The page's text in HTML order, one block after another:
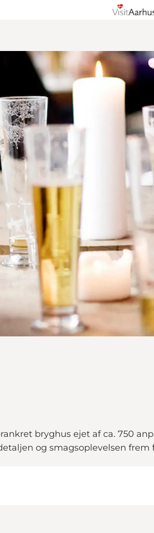
bryghus ejet af ca. 750
og smagsoplevelsen frem